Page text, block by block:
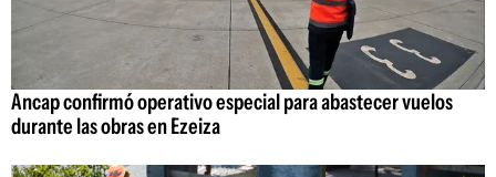
Ancap confirmó operativo especial para abastecer vuelos
durante las obras en Ezeiza